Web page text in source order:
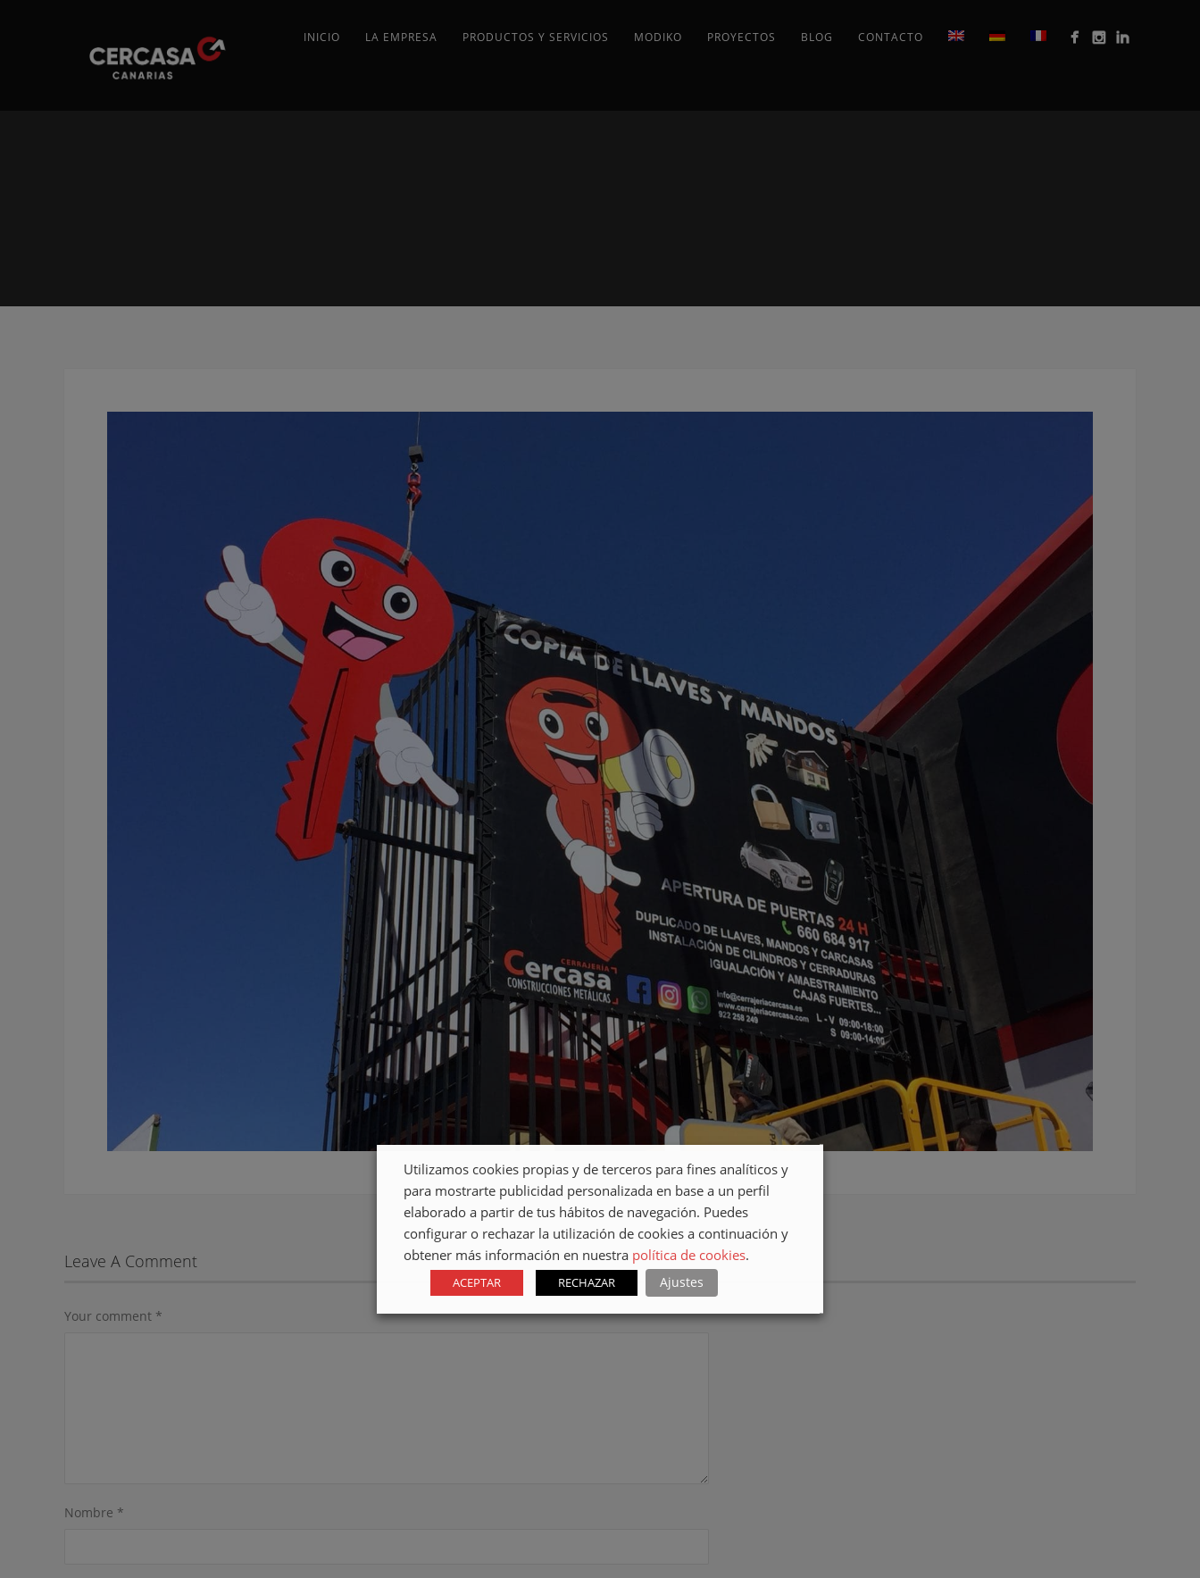
INICIO LA EMPRESA PRODUCTOS Y SERVICIOS MODIKO PROYECTOS BLOG CONTACTO
Leave A Comment
Your comment *
Nombre *
Utilizamos cookies propias y de terceros para fines analíticos y
para mostrarte publicidad personalizada en base a un perfil
elaborado a partir de tus hábitos de navegación. Puedes
configurar o rechazar la utilización de cookies a continuación y
obtener más información en nuestra política de cookies.
ACEPTAR RECHAZAR Ajustes